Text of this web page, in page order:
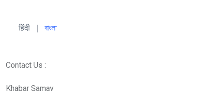
हिंदी বাংলা
Contact Us :
Khabar Samay